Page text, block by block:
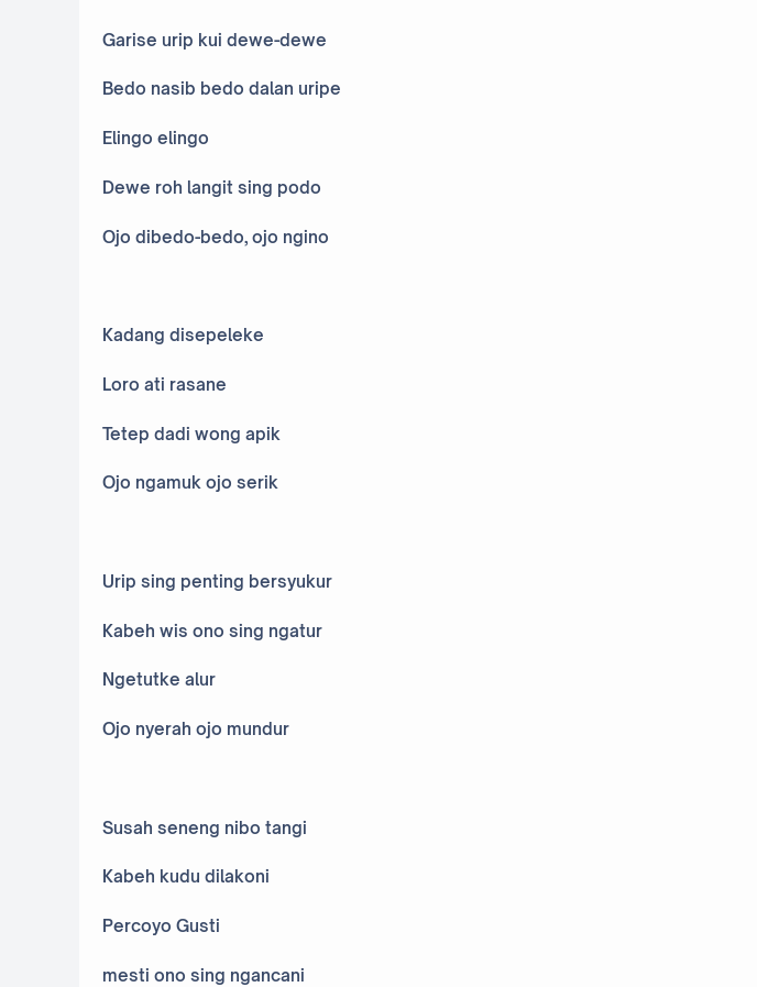
Garise urip kui dewe-dewe
Bedo nasib bedo dalan uripe
Elingo elingo
Dewe roh langit sing podo
Ojo dibedo-bedo, ojo ngino
Kadang disepeleke
Loro ati rasane
Tetep dadi wong apik
Ojo ngamuk ojo serik
Urip sing penting bersyukur
Kabeh wis ono sing ngatur
Ngetutke alur
Ojo nyerah ojo mundur
Susah seneng nibo tangi
Kabeh kudu dilakoni
Percoyo Gusti
mesti ono sing ngancani